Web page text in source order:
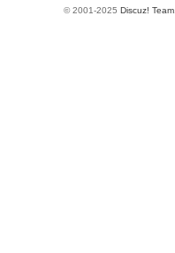
© 2001-2025 Discuz! Team